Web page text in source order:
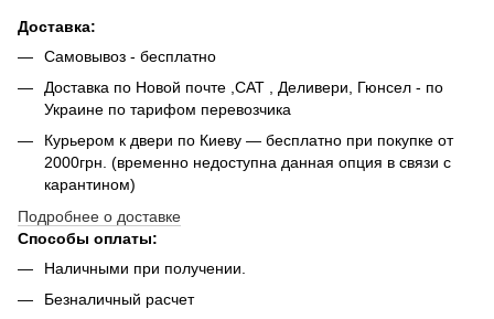
Доставка:
Самовывоз - беcплатно
Доставка по Новой почте ,САТ , Деливери, Гюнсел - по
Украине по тарифом перевозчика
Курьером к двери по Киеву — бесплатно при покупке от
2000грн. (временно недоступна данная опция в связи с
карантином)
Подробнее о доставке
Способы оплаты:
Наличными при получении.
Безналичный расчет